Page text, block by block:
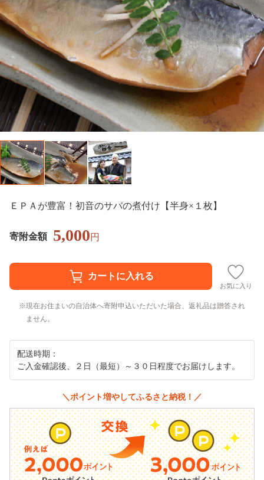
ＥＰＡが豊富！初音のサバの煮付け【半身×１枚】
寄附金額 5,000円
お気に入り
現在お住まいの自治体へ寄附申込いただいた場合、返礼品は贈答され
ません。
配送時期：
ご入金確認後、２日（最短）～３０日程度でお届けします。
＼ポイント増やしてふるさと納税！／